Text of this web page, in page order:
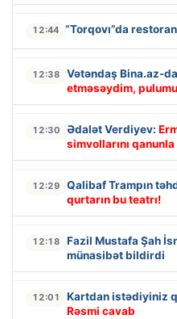
12:44 “Torqovı”da
12:38 Vətəndaş Bina.az-
etməsəydim,
12:30 Ədalət Verdiyev:
simvollarını
12:29
Qalibaf Trampın
qurtarın bu teatrı!
12:18
Fazil Mustafa Şah
münasibət bildirdi
12:01 Kartdan istədiyiniz
Rəsmi cavab